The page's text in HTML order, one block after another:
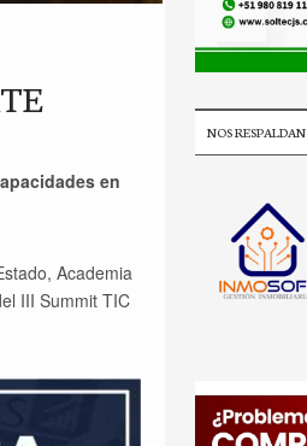
en
Academia
III Summit TIC
NOS RESPALDAN